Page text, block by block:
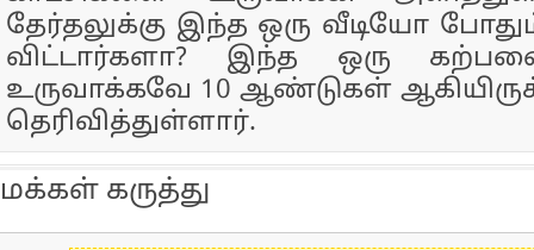
தேர்தலுக்கு இந்த ஒரு வீடியோ
விட்டார்களா? இந்த ஒரு
உருவாக்கவே 10 ஆண்டுகள்
தெரிவித்துள்ளார்.
மக்கள் கருத்து